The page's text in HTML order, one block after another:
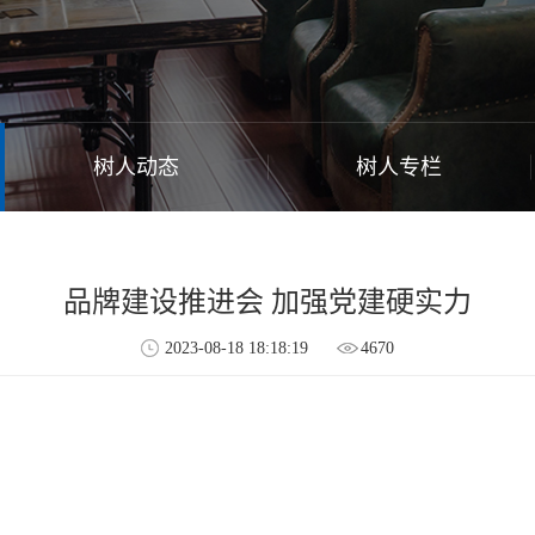
树人动态 树人专栏
品牌建设推进会 加强党建硬实力
2023-08-18 18:18:19 4670